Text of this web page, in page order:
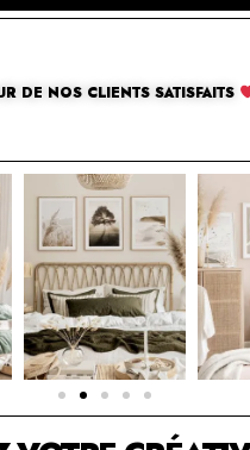
DE NOS CLIENTS SATISFAITS
PAR THE LUXURY BOX & CO